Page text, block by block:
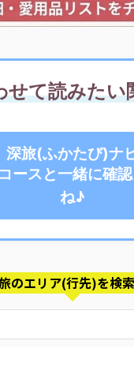
せて読みたい
深旅(ふかたび)ナ
ースと一緒に確
ね♪
のエリア(行先)を検索